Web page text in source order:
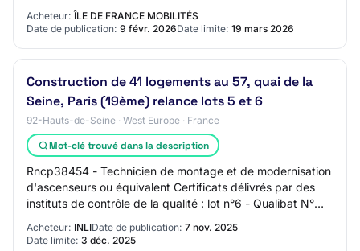
traitement acoustique (tec…
Acheteur: ÎLE DE FRANCE MOBILITÉS
Date de publication: 9 févr. 2026Date limite: 19 mars 2026
Construction de 41 logements au 57, quai de la
Seine, Paris (19ème) relance lots 5 et 6
92-Hauts-de-Seine · West Europe · France
Mot-clé trouvé dans la description
Rncp38454 - Technicien de montage et de modernisation
d'ascenseurs ou équivalent Certificats délivrés par des
instituts de contrôle de la qualité : lot n°6 - Qualibat N°
Acheteur: INLIDate de publication: 7 nov. 2025
Date limite: 3 déc. 2025